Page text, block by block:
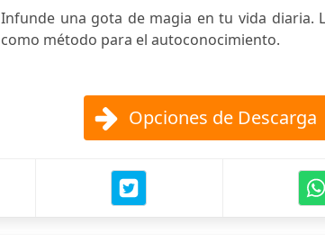
Infunde una gota de magia en tu vida diaria.
como método para el autoconocimiento.
Opciones de Descarga